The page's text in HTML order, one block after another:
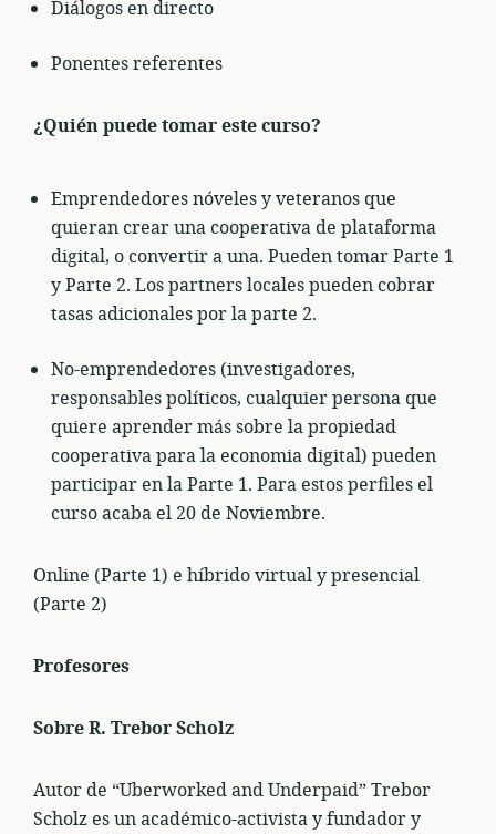
Diálogos en directo
Ponentes referentes
¿Quién puede tomar este curso?
Emprendedores nóveles y veteranos que
quieran crear una cooperativa de plataforma
digital, o convertir a una. Pueden tomar Parte 1
y Parte 2. Los partners locales pueden cobrar
tasas adicionales por la parte 2.
No-emprendedores (investigadores,
responsables políticos, cualquier persona que
quiere aprender más sobre la propiedad
cooperativa para la economia digital) pueden
participar en la Parte 1. Para estos perfiles el
curso acaba el 20 de Noviembre.
Online (Parte 1) e híbrido virtual y presencial
(Parte 2)
Profesores
Sobre R. Trebor Scholz
Autor de “Uberworked and Underpaid” Trebor
Scholz es un académico-activista y fundador y